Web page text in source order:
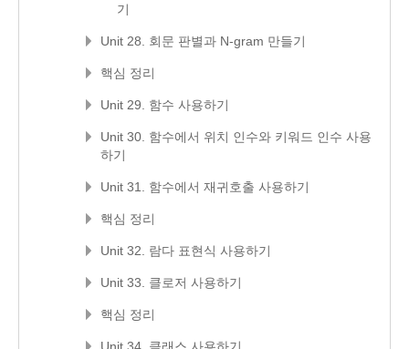
기
Unit 28. 회문 판별과 N-gram 만들기
핵심 정리
Unit 29. 함수 사용하기
Unit 30. 함수에서 위치 인수와 키워드 인수 사용
하기
Unit 31. 함수에서 재귀호출 사용하기
핵심 정리
Unit 32. 람다 표현식 사용하기
Unit 33. 클로저 사용하기
핵심 정리